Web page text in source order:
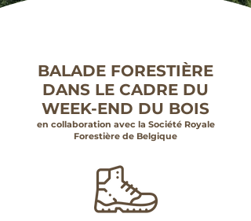
BALADE FORESTIÈRE
DANS LE CADRE DU
WEEK-END DU BOIS
en collaboration avec la Société Royale
Forestière de Belgique